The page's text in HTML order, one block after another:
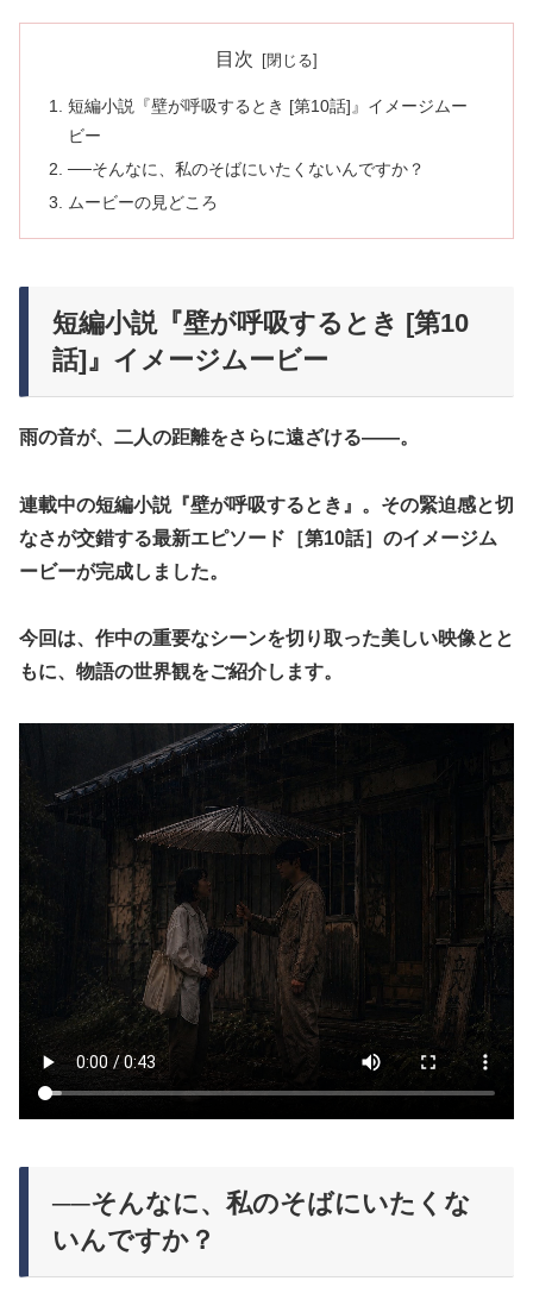
目次
短編小説『壁が呼吸するとき [第10話]』イメージムー
ビー
──そんなに、私のそばにいたくないんですか？
ムービーの見どころ
短編小説『壁が呼吸するとき [第10
話]』イメージムービー
雨の音が、二人の距離をさらに遠ざける――。
連載中の短編小説『壁が呼吸するとき』。その緊迫感と切
なさが交錯する最新エピソード［第10話］のイメージム
ービーが完成しました。
今回は、作中の重要なシーンを切り取った美しい映像とと
もに、物語の世界観をご紹介します。
──そんなに、私のそばにいたくな
いんですか？